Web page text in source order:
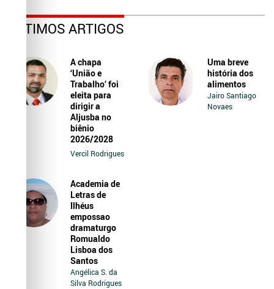
ÚLTIMOS ARTIGOS
A chapa
‘União e
Trabalho’ foi
eleita para
dirigir a
Aljusba no
biênio
2026/2028
Vercil Rodrigues
Uma breve
história dos
alimentos
Jairo Santiago
Novaes
Academia de
Letras de
Ilhéus
empossao
dramaturgo
Romualdo
Lisboa dos
Santos
Angélica S. da
Silva Rodrigues